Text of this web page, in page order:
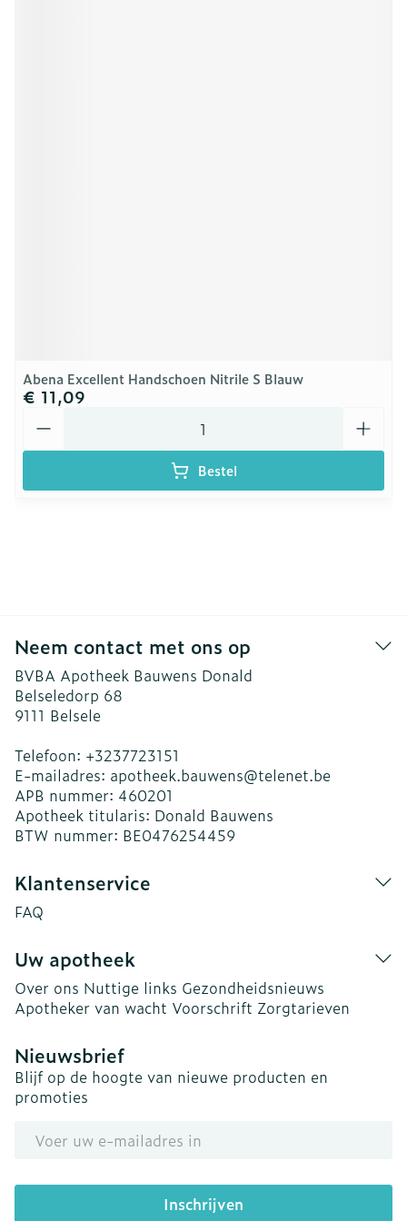
Abena Excellent Handschoen Nitrile S Blauw
€ 11,09
Bestel
Neem contact met ons op
BVBA Apotheek Bauwens Donald
Belseledorp 68
9111 Belsele
Telefoon: +3237723151
E-mailadres: apotheek.bauwens@telenet.be
APB nummer: 460201
Apotheek titularis: Donald Bauwens
BTW nummer: BE0476254459
Klantenservice
FAQ
Uw apotheek
Over ons Nuttige links Gezondheidsnieuws
Apotheker van wacht Voorschrift Zorgtarieven
Nieuwsbrief
Blijf op de hoogte van nieuwe producten en
promoties
Inschrijven